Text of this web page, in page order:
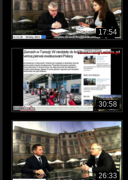
17:54
30:58
26:33